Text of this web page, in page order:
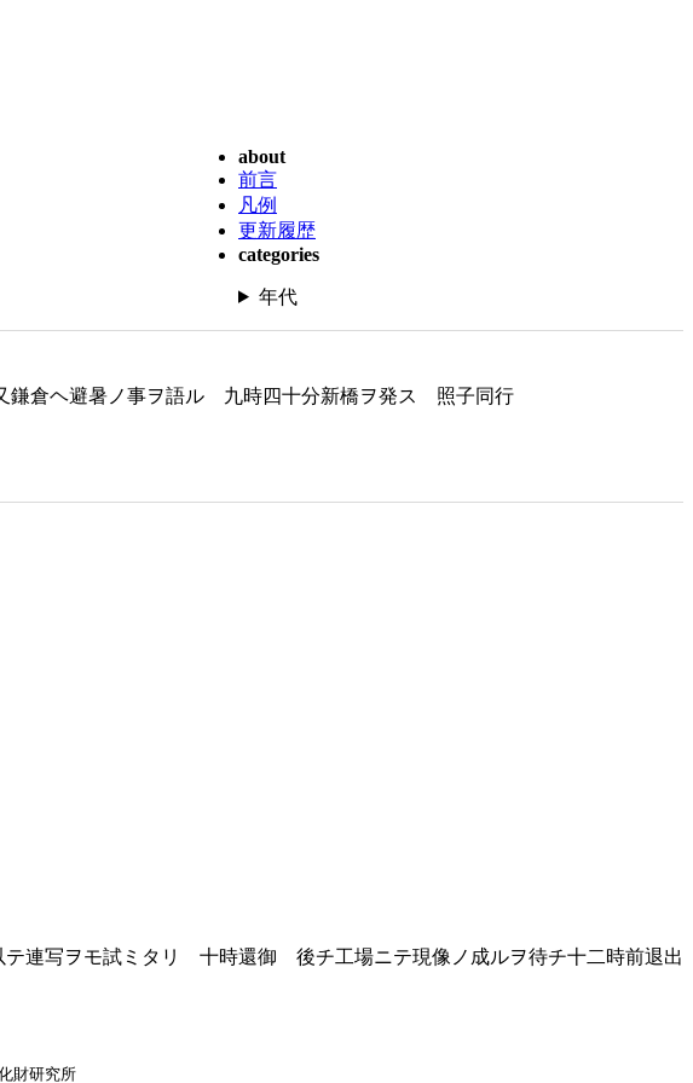
about
前言
凡例
更新履歴
categories
年代
倉ヘ避暑ノ事ヲ語ル 九時四十分新橋ヲ発ス 照子同行
連写ヲモ試ミタリ 十時還御 後チ工場ニテ現像ノ成ルヲ待チ十二時前退出
財研究所